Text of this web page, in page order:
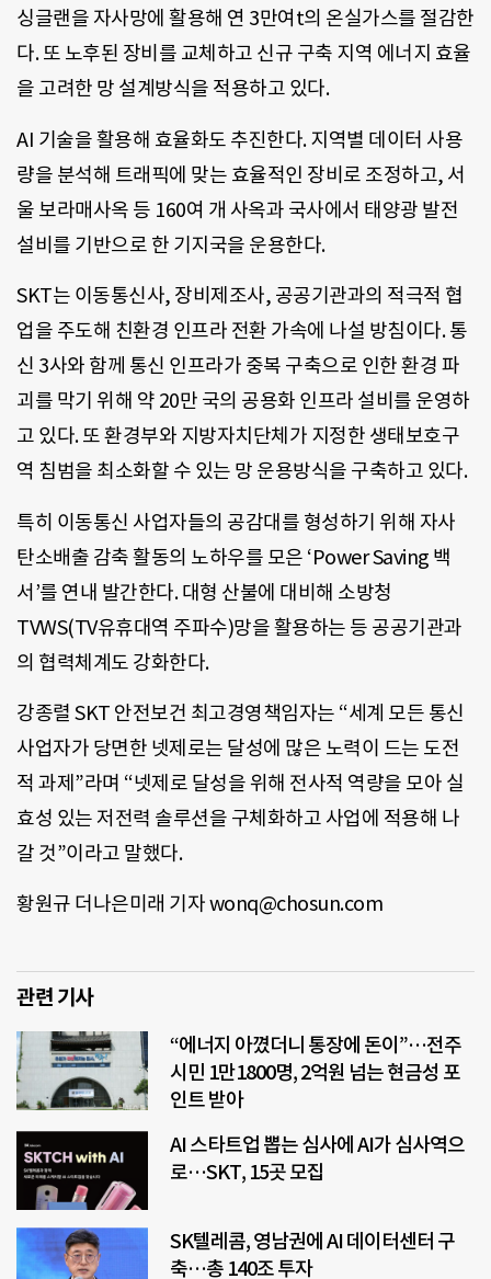
싱글랜을 자사망에 활용해 연 3만여t의 온실가스를 절감한
다. 또 노후된 장비를 교체하고 신규 구축 지역 에너지 효율
을 고려한 망 설계방식을 적용하고 있다.
AI 기술을 활용해 효율화도 추진한다. 지역별 데이터 사용
량을 분석해 트래픽에 맞는 효율적인 장비로 조정하고, 서
울 보라매사옥 등 160여 개 사옥과 국사에서 태양광 발전
설비를 기반으로 한 기지국을 운용한다.
SKT는 이동통신사, 장비제조사, 공공기관과의 적극적 협
업을 주도해 친환경 인프라 전환 가속에 나설 방침이다. 통
신 3사와 함께 통신 인프라가 중복 구축으로 인한 환경 파
괴를 막기 위해 약 20만 국의 공용화 인프라 설비를 운영하
고 있다. 또 환경부와 지방자치단체가 지정한 생태보호구
역 침범을 최소화할 수 있는 망 운용방식을 구축하고 있다.
특히 이동통신 사업자들의 공감대를 형성하기 위해 자사
탄소배출 감축 활동의 노하우를 모은 ‘Power Saving 백
서’를 연내 발간한다. 대형 산불에 대비해 소방청
TVWS(TV유휴대역 주파수)망을 활용하는 등 공공기관과
의 협력체계도 강화한다.
강종렬 SKT 안전보건 최고경영책임자는 “세계 모든 통신
사업자가 당면한 넷제로는 달성에 많은 노력이 드는 도전
적 과제”라며 “넷제로 달성을 위해 전사적 역량을 모아 실
효성 있는 저전력 솔루션을 구체화하고 사업에 적용해 나
갈 것”이라고 말했다.
황원규 더나은미래 기자 wonq@chosun.com
관련 기사
“에너지 아꼈더니 통장에 돈이”…전주
시민 1만1800명, 2억원 넘는 현금성 포
인트 받아
AI 스타트업 뽑는 심사에 AI가 심사역으
로…SKT, 15곳 모집
SK텔레콤, 영남권에 AI 데이터센터 구
축…총 140조 투자